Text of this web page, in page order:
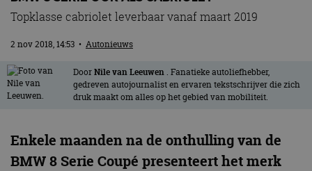
Topklasse cabriolet leverbaar vanaf maart 2019
2 nov 2018, 14:53 • Autonieuws
DoorNile van Leeuwen . Fanatieke autoliefhebber,
gedreven autojournalist en ervaren tekstschrijver die zich
druk maakt om alles op het gebied van mobiliteit.
Enkele maanden na de onthulling van de
BMW 8 Serie Coupé presenteert het merk